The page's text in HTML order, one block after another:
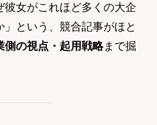
彼女がこれほど多くの大企
という、競合記事がほと
側の視点・起用戦略まで掘